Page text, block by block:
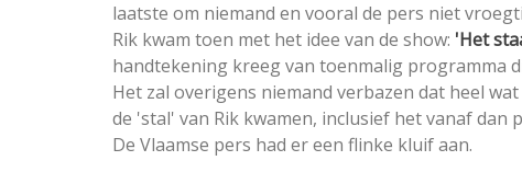
laatste om niemand en vooral de pers niet
Rik kwam toen met het idee van de show: 'Het
handtekening kreeg van toenmalig programma
Het zal overigens niemand verbazen dat heel
de 'stal' van Rik kwamen, inclusief het vanaf dan
De Vlaamse pers had er een flinke kluif aan.